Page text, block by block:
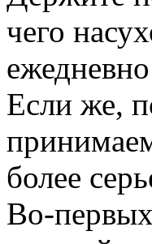
чего
Если же,
более
Во-